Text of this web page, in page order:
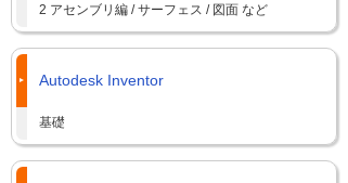
2 アセンブリ編 / サーフェス / 図面 など
Autodesk Inventor
基礎